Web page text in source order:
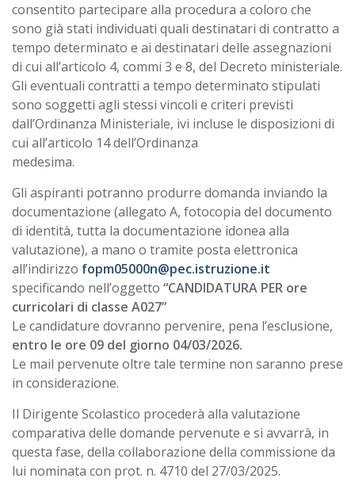
consentito partecipare alla procedura a coloro che
sono già stati individuati quali destinatari di contratto a
tempo determinato e ai destinatari delle assegnazioni
di cui all’articolo 4, commi 3 e 8, del Decreto ministeriale.
Gli eventuali contratti a tempo determinato stipulati
sono soggetti agli stessi vincoli e criteri previsti
dall’Ordinanza Ministeriale, ivi incluse le disposizioni di
cui all’articolo 14 dell’Ordinanza
medesima.
Gli aspiranti potranno produrre domanda inviando la
documentazione (allegato A, fotocopia del documento
di identità, tutta la documentazione idonea alla
valutazione), a mano o tramite posta elettronica
all’indirizzo fopm05000n@pec.istruzione.it
specificando nell’oggetto “CANDIDATURA PER ore
curricolari di classe A027”
Le candidature dovranno pervenire, pena l’esclusione,
entro le ore 09 del giorno 04/03/2026.
Le mail pervenute oltre tale termine non saranno prese
in considerazione.
Il Dirigente Scolastico procederà alla valutazione
comparativa delle domande pervenute e si avvarrà, in
questa fase, della collaborazione della commissione da
lui nominata con prot. n. 4710 del 27/03/2025.